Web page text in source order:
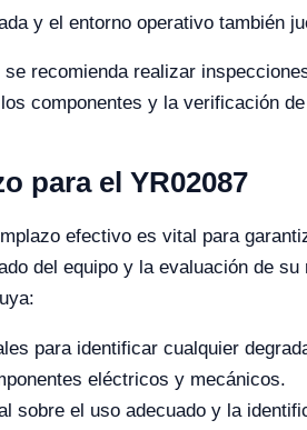
y el entorno operativo también
recomienda realizar
componentes y la verificación
para el YR02087
efectivo es vital para
del equipo y la evaluación de
para identificar cualquier
eléctricos y mecánicos.
sobre el uso adecuado y la